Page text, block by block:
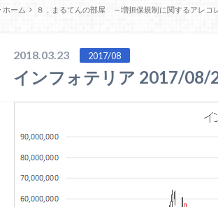
ホーム ８．まるてんの部屋 ～増担保規制に関するアレコ
2018.03.23 2017/08
インフォテリア 2017/